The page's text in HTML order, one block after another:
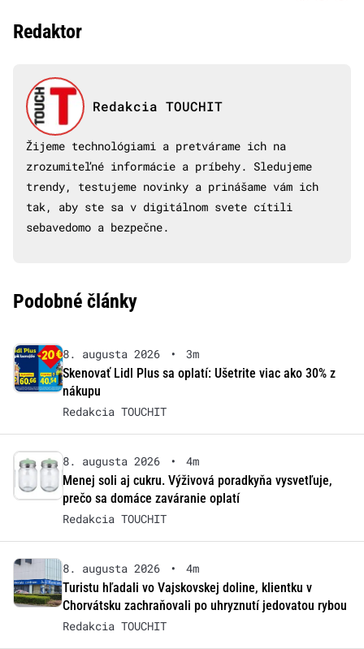
Redaktor
Redakcia TOUCHIT
Žijeme technológiami a pretvárame ich na
zrozumiteľné informácie a príbehy. Sledujeme
trendy, testujeme novinky a prinášame vám ich
tak, aby ste sa v digitálnom svete cítili
sebavedomo a bezpečne.
Podobné články
8. augusta 2026 •
3m
Skenovať Lidl Plus sa oplatí: Ušetrite viac ako 30% z
nákupu
Redakcia TOUCHIT
8. augusta 2026 •
4m
Menej soli aj cukru. Výživová poradkyňa vysvetľuje,
prečo sa domáce zaváranie oplatí
Redakcia TOUCHIT
8. augusta 2026 •
4m
Turistu hľadali vo Vajskovskej doline, klientku v
Chorvátsku zachraňovali po uhryznutí jedovatou rybou
Redakcia TOUCHIT